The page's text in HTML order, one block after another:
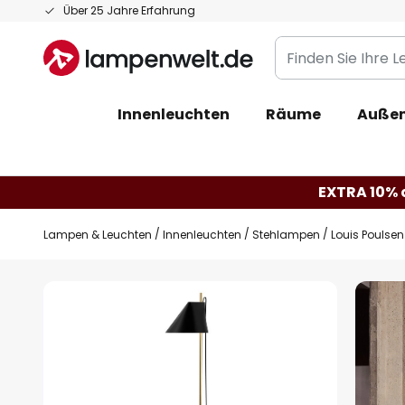
Über 25 Jahre Erfahrung
Zum
springen
Finden
Sie
Leuchte...
Innenleuchten Räume
EXTRA
Lampen & Leuchten Innenleuchten Stehlampen Louis